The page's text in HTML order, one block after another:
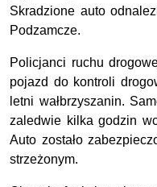
Skradzione auto
Podzamcze.
Policjanci ruchu
pojazd do kontroli
letni wałbrzyszanin.
zaledwie kilka godzin
Auto zostało
strzeżonym.